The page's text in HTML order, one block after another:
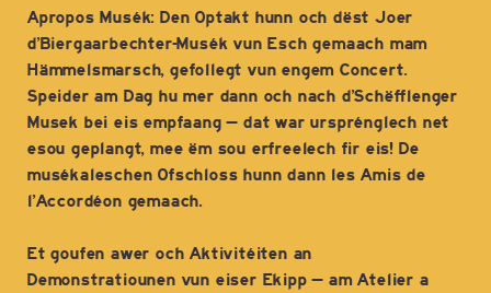
Apropos Musék: Den Optakt hunn och dëst Joer
d’Biergaarbechter-Musék vun Esch gemaach mam
Hämmelsmarsch, gefollegt vun engem Concert.
Speider am Dag hu mer dann och nach d’Schëfflenger
Musek bei eis empfaang – dat war ursprénglech net
esou geplangt, mee ëm sou erfreelech fir eis! De
musékaleschen Ofschloss hunn dann les Amis de
l’Accordéon gemaach.
Et goufen awer och Aktivitéiten an
Demonstratiounen vun eiser Ekipp – am Atelier a